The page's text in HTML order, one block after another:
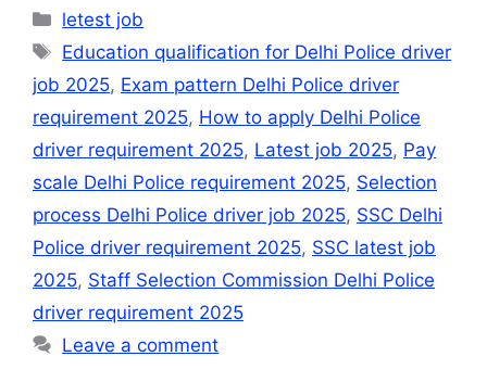
Categories
letest job
Tags
Education qualification for Delhi Police driver
job 2025, Exam pattern Delhi Police driver
requirement 2025, How to apply Delhi Police
driver requirement 2025, Latest job 2025, Pay
scale Delhi Police requirement 2025, Selection
process Delhi Police driver job 2025, SSC Delhi
Police driver requirement 2025, SSC latest job
2025, Staff Selection Commission Delhi Police
driver requirement 2025
Leave a comment